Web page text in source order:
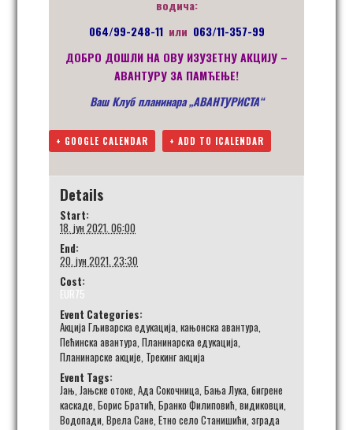
водича:
064/99-248-11 или 063/11-357-99
ДОБРО ДОШЛИ НА ОВУ ИЗУЗЕТНУ АКЦИЈУ –
АВАНТУРУ ЗА ПАМЋЕЊЕ!
Ваш Клуб планинара „АВАНТУРИСТА“
+ GOOGLE CALENDAR + ADD TO ICALENDAR
Details
Start:
18. јун 2021. 06:00
End:
20. јун 2021. 23:30
Cost:
EUR75
Event Categories:
Акција Гљиварска едукација,кањонска авантура,
Пећинска авантура,Планинарска едукација,
Планинарске акције, Трекинг акција
Event Tags:
Јањ,Јањске отоке,Ада Сокочница,Бања Лука,бигрене
каскаде,Борис Братић,Бранко Филиповић,видиковци,
Водопади,Врела Сане,Етно село Станишићи,зграда